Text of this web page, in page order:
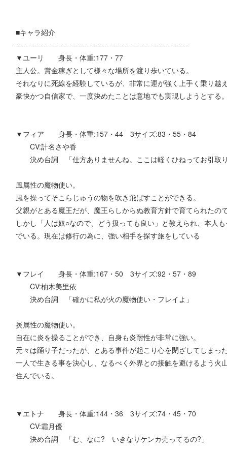
■キャラ紹介
--------------------------------------------------------------------
▼ユーリ 身長・体重:177・77
主人公。賞金稼ぎとして様々な場所を渡り歩いている。
それなりに死線を経験しているが、非常に運が強く上手く乗り越
豪快かつ自信家で、一度決めたことは意地でも実現しようとする
▼フィア 身長・体重:157・44 3サイズ:83・55・84
CV:計名さや香
決め台詞 「仕方ありませんね。ここは軽くひねってお引取
風属性の魔物使い。
風を操ってそこらじゅうの物を吹き飛ばすことができる。
父親がとある魔王だが、魔王らしからぬ教育方針で育てられたの
しかし「人は奴○なので、どう扱っても良い」と教えられ、本人
でいる。現在は修行の為に、強い相手を探す旅をしている
▼フレイ 身長・体重:167・50 3サイズ:92・57・89
CV:柚木美里依
決め台詞 「確かに私が火の魔物使い・フレイよ」
炎属性の魔物使い。
自在に炎を操ることができ、自身も炎耐性が非常に強い。
元々は踊り子だったが、とある事件が起こり心を閉ざしてしまっ
一人で生きる事を決心し、なるべく外界との接触を避けるよう火
住んでいる。
▼エトナ 身長・体重:144・36 3サイズ:74・45・70
CV:霜月優
決め台詞 「む、なに? いきなりケンカ売ってるの?」